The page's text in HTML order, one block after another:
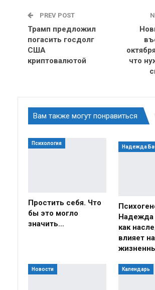
PREV POST
Трамп предложил
погасить госдолг
США
криптовалютой
что
Вам также могут понравиться
Психология
Простить себя. Что
бы это могло
значить…
Надежда
Надежда
как
влияет
Новости Календарь